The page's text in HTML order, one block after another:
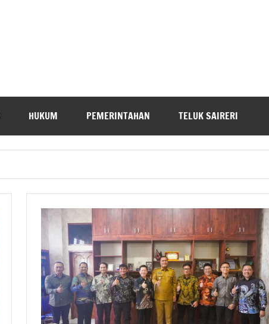
HUKUM PEMERINTAHAN TELUK SAIRERI